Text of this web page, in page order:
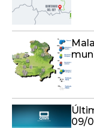
09/